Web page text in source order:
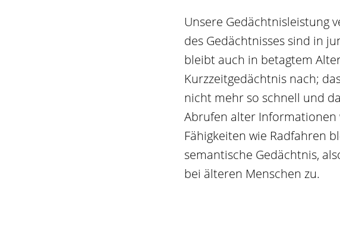
Unsere Gedächtnisleistung
des Gedächtnisses sind in
bleibt auch in betagtem
Kurzzeitgedächtnis nach;
nicht mehr so schnell und
Abrufen alter Informationen
Fähigkeiten wie Radfahren
semantische Gedächtnis,
bei älteren Menschen zu.